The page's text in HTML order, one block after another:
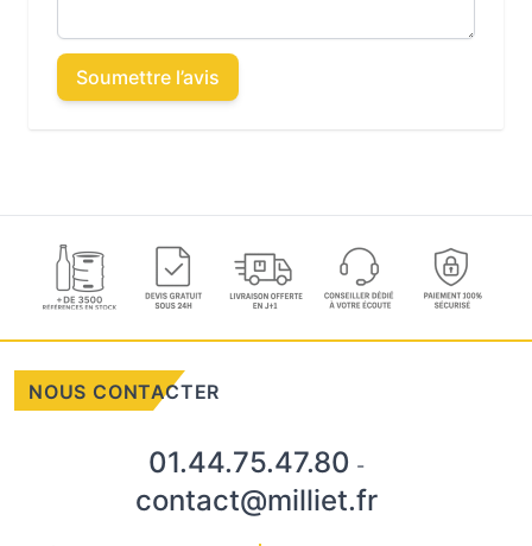
Soumettre l’avis
NOUS CONTACTER
01.44.75.47.80 -
contact@milliet.fr